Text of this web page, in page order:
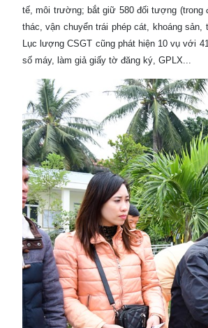
tế, môi trường; bắt giữ 580 đối tượng (trong
thác, vận chuyển trái phép cát, khoáng
Lục lượng CSGT cũng phát hiện 10 vụ với
số máy, làm giả giấy tờ đăng ký, GPLX...